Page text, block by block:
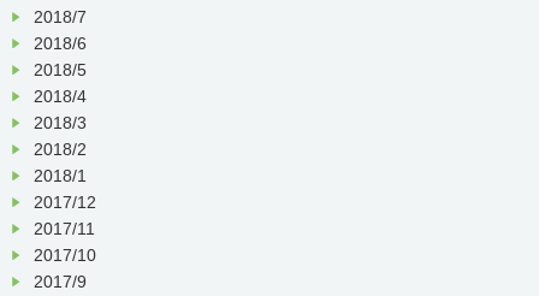
2018/7
2018/6
2018/5
2018/4
2018/3
2018/2
2018/1
2017/12
2017/11
2017/10
2017/9